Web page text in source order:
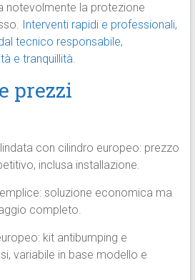
notevolmente la protezione
Interventi rapidi e professionali,
tecnico responsabile,
e tranquillità.
prezzi
con cilindro europeo: prezzo
inclusa installazione.
soluzione economica ma
completo.
kit antibumping e
variabile in base modello e